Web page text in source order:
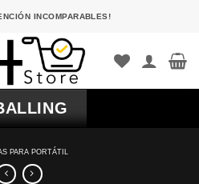
INCOMPARABLES!
PARA PORTÁTIL